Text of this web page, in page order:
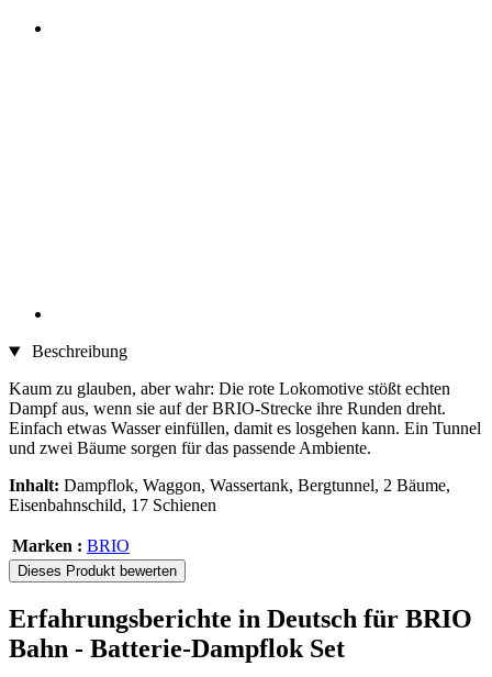
Beschreibung
Kaum zu glauben, aber wahr: Die rote Lokomotive stößt echten
Dampf aus, wenn sie auf der BRIO-Strecke ihre Runden dreht.
Einfach etwas Wasser einfüllen, damit es losgehen kann. Ein Tunnel
und zwei Bäume sorgen für das passende Ambiente.
Inhalt: Dampflok, Waggon, Wassertank, Bergtunnel, 2 Bäume,
Eisenbahnschild, 17 Schienen
Marken : BRIO
Dieses Produkt bewerten
Erfahrungsberichte in Deutsch für BRIO
Bahn - Batterie-Dampflok Set